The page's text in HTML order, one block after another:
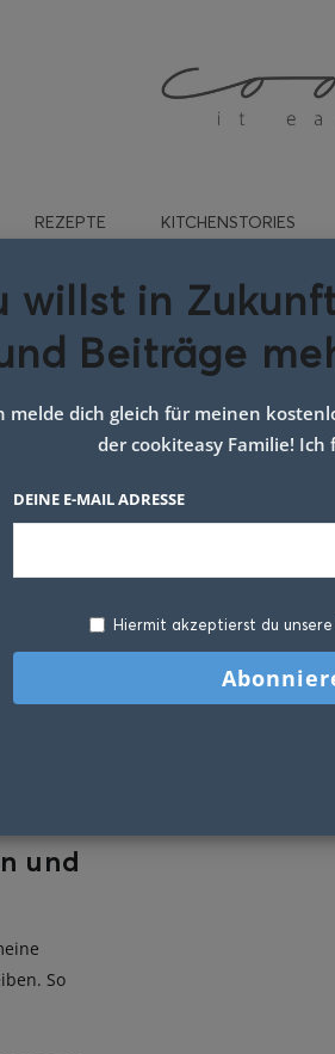
REZEPTE KITCHENSTORIES
für
und
So
willst in
Beiträge
melde dich gleich für meinen
der cookiteasy Familie! Ich
DEINE E-MAIL ADRESSE
Hiermit akzeptierst du